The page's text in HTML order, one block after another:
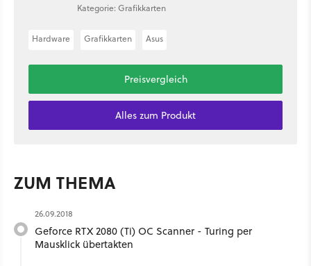
Kategorie: Grafikkarten
Hardware Grafikkarten Asus
Preisvergleich
Alles zum Produkt
ZUM THEMA
26.09.2018
Geforce RTX 2080 (Ti) OC Scanner - Turing per
Mausklick übertakten